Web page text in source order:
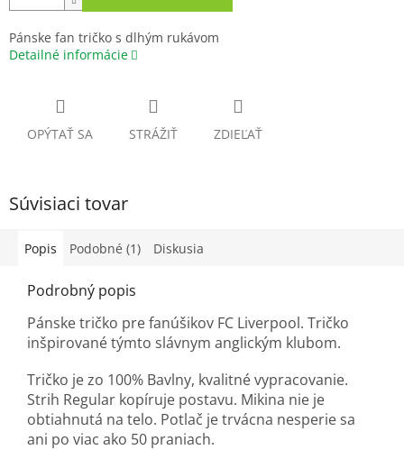
Pánske fan tričko s dlhým rukávom
Detailné informácie
OPÝTAŤ SA STRÁŽIŤ ZDIEĽAŤ
Súvisiaci tovar
Popis Podobné (1) Diskusia
Podrobný popis
Pánske tričko pre fanúšikov FC Liverpool. Tričko
inšpirované týmto slávnym anglickým klubom.
Tričko je zo 100% Bavlny, kvalitné vypracovanie.
Strih Regular kopíruje postavu. Mikina nie je
obtiahnutá na telo. Potlač je trvácna nesperie sa
ani po viac ako 50 praniach.